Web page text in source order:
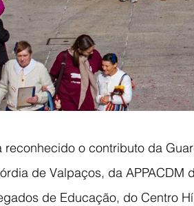
reconhecido o contributo da
de Valpaços, da APPACDM
de Educação, do Centro